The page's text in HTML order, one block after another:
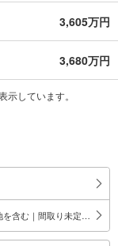
3,605万円
3,680万円
しています。
価格未定を含む｜建築条件付き土地を含む｜間取り未定を含む